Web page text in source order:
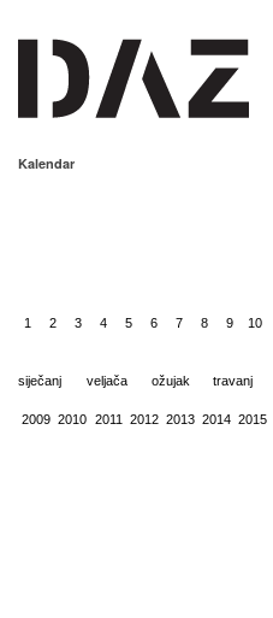
Kalendar
1 2 3 4 5 6 7 8 9 10
siječanj veljača ožujak travanj
2009 2010 2011 2012 2013 2014 2015